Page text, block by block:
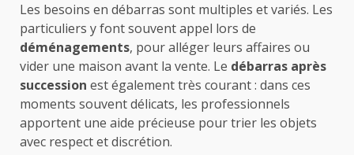
Les besoins en débarras sont multiples et variés. Les
particuliers y font souvent appel lors de
déménagements, pour alléger leurs affaires ou
vider une maison avant la vente. Le débarras après
succession est également très courant : dans ces
moments souvent délicats, les professionnels
apportent une aide précieuse pour trier les objets
avec respect et discrétion.